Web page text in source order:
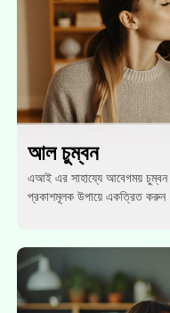
আল চুম্বন
এআই এর সাহায্যে আবেগময় চুম্বন
প্রকাশমূলক উপায়ে একত্রিত করুন।